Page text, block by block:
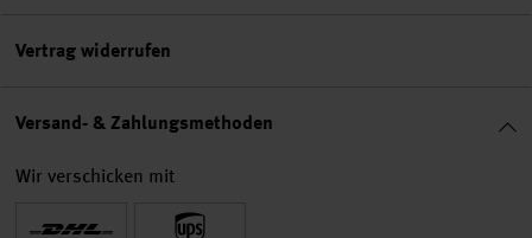
Vertrag widerrufen
Versand- & Zahlungsmethoden
Wir verschicken mit